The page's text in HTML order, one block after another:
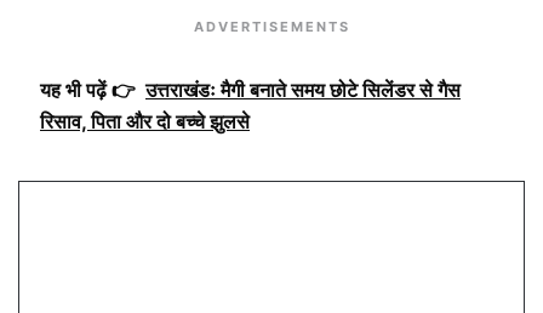
ADVERTISEMENTS
यह भी पढ़ें 👉 उत्तराखंडः मैगी बनाते समय छोटे सिलेंडर से गैस
रिसाव, पिता और दो बच्चे झुलसे